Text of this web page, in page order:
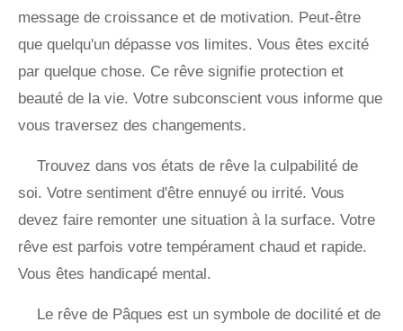
message de croissance et de motivation. Peut-être
que quelqu'un dépasse vos limites. Vous êtes excité
par quelque chose. Ce rêve signifie protection et
beauté de la vie. Votre subconscient vous informe que
vous traversez des changements.
Trouvez dans vos états de rêve la culpabilité de
soi. Votre sentiment d'être ennuyé ou irrité. Vous
devez faire remonter une situation à la surface. Votre
rêve est parfois votre tempérament chaud et rapide.
Vous êtes handicapé mental.
Le rêve de Pâques est un symbole de docilité et de